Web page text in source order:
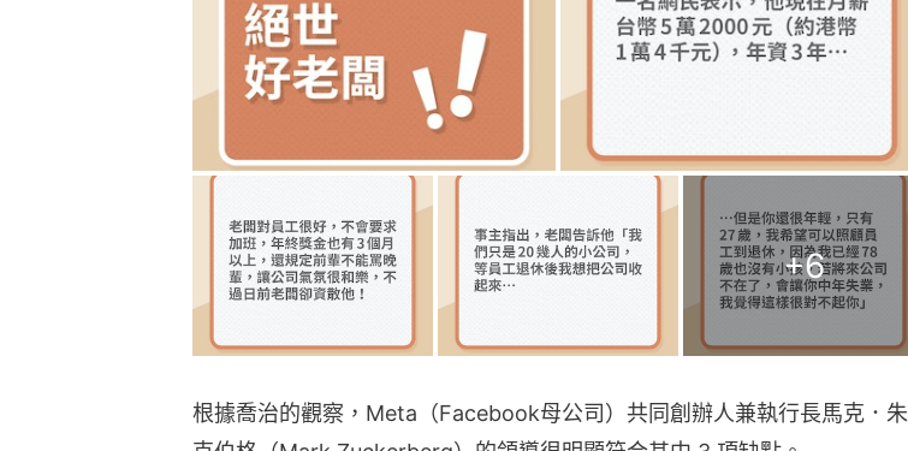
+6
根據喬治的觀察，Meta（Facebook母公司）共同創辦人兼執行長馬克．朱